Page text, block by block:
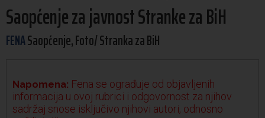
Saopćenje za javnost Stranke za BiH
FENASaopćenje, Foto/ Stranka za BiH
Napomena: Fena se ograđuje od objavljenih
informacija u ovoj rubrici i odgovornost za njihov
sadržaj snose isključivo njihovi autori, odnosno